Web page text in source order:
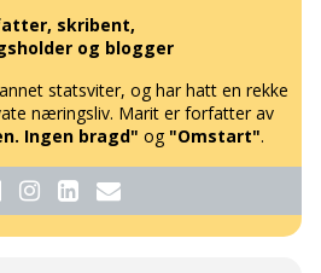
skribent,
og blogger
statsviter, og har hatt en rekke
næringsliv. Marit er forfatter av
Ingen bragd" og "Omstart".